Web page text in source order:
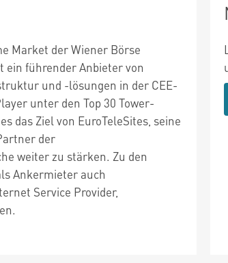
Market der Wiener Börse
führender Anbieter von
und -lösungen in der CEE-
unter den Top 30 Tower-
das Ziel von EuroTeleSites, seine
der
weiter zu stärken. Zu den
Ankermieter auch
Service Provider,